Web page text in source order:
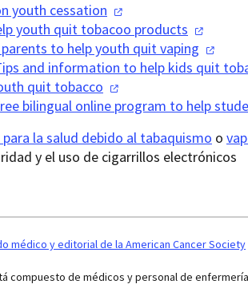
youth cessation
youth quit tobacoo products
to help youth quitvaping
and information to help kids quit
quit tobacco
bilingual online program to help
la salud debido al tabaquismo o
y el uso de cigarrillos electrónicos
médico y editorial de la American Cancer Society
compuesto de médicos y personal de